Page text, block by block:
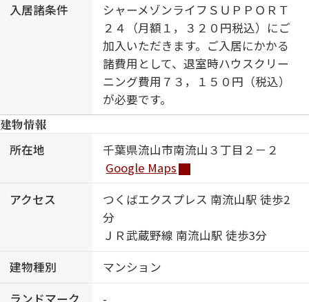
入居諸条件
シャーメゾンライフＳＵＰＰＯＲＴ
２４（月額１，３２０円税込）にご
加入いただきます。ご入居にかかる
諸費用として、退室時ハウスクリー
ニング費用７３，１５０円（税込）
が必要です。
建物情報
所在地
千葉県流山市南流山３丁目２－２
Google Maps
アクセス
つくばエクスプレス 南流山駅 徒歩2
分
ＪＲ武蔵野線 南流山駅 徒歩3分
建物種別
マンション
ランドマーク
-